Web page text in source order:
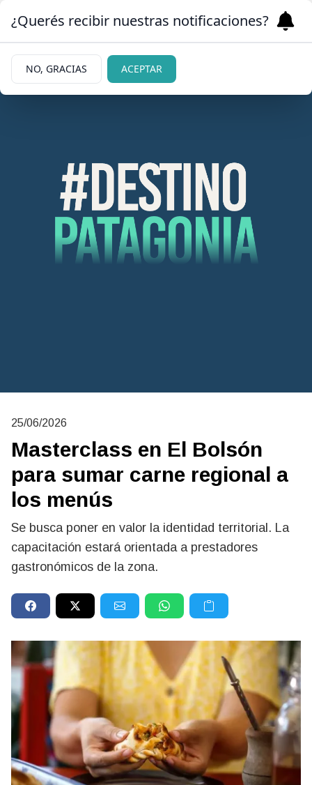
25/06/2026
Masterclass en El Bolsón
para sumar carne regional a
los menús
Se busca poner en valor la identidad territorial. La
capacitación estará orientada a prestadores
gastronómicos de la zona.
¿Querés recibir nuestras notificaciones?
NO, GRACIAS ACEPTAR